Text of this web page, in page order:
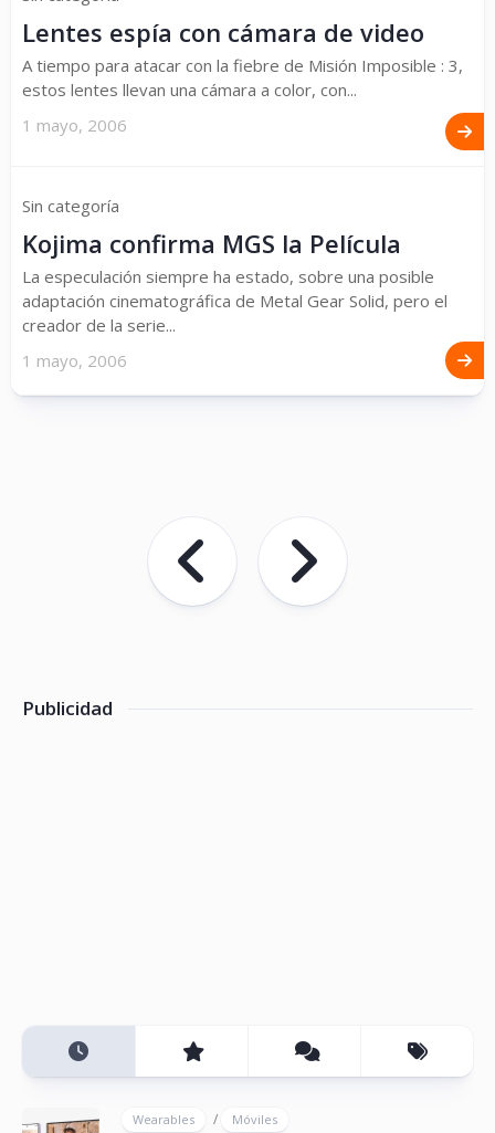
Lentes espía con cámara de video
A tiempo para atacar con la fiebre de Misión Imposible : 3,
estos lentes llevan una cámara a color, con...
1 mayo, 2006
Sin categoría
Kojima confirma MGS la Película
La especulación siempre ha estado, sobre una posible
adaptación cinematográfica de Metal Gear Solid, pero el
creador de la serie...
1 mayo, 2006
Publicidad
Wearables / Móviles